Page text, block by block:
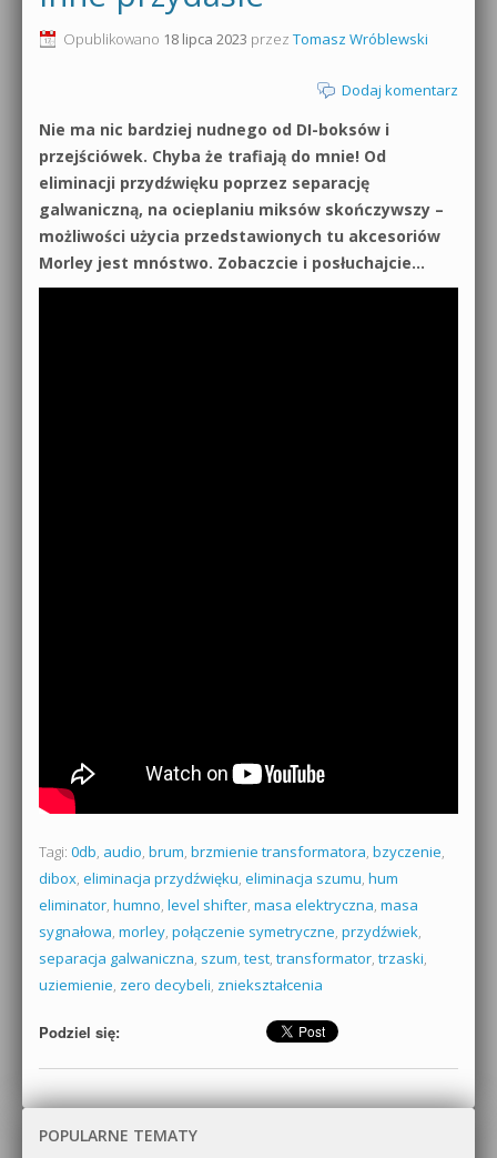
Produkcja muzyczna od podstaw
Sound Forge od podstaw
Dubstep z syntezatorem Massive
Kontakt 5 Kompendium
0dB.pl - informacje
Materiały dla mediów
Archiwum aktualności
Polityka prywatności
Regulamin
Opublikowano 18 lipca 2023 przez Tomasz Wróblewski
Dodaj komentarz
Nie ma nic bardziej nudnego od DI-boksów i
przejściówek. Chyba że trafiają do mnie! Od
eliminacji przydźwięku poprzez separację
galwaniczną, na ocieplaniu miksów skończywszy –
możliwości użycia przedstawionych tu akcesoriów
Morley jest mnóstwo. Zobaczcie i posłuchajcie…
Tagi: 0db, audio, brum, brzmienie transformatora, bzyczenie,
dibox, eliminacja przydźwięku, eliminacja szumu, hum
eliminator, humno, level shifter, masa elektryczna, masa
sygnałowa, morley, połączenie symetryczne, przydźwiek,
separacja galwaniczna, szum, test, transformator, trzaski,
uziemienie, zero decybeli, zniekształcenia
Podziel się:
POPULARNE TEMATY